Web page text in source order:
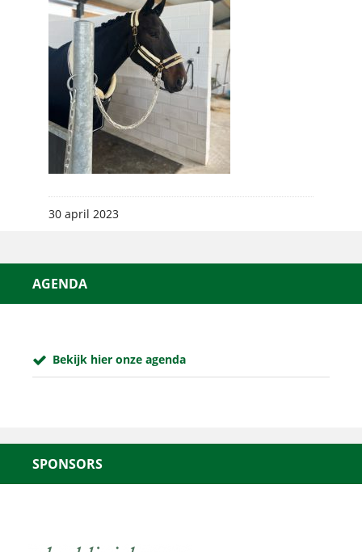
30 april 2023
AGENDA
Bekijk hier onze agenda
SPONSORS